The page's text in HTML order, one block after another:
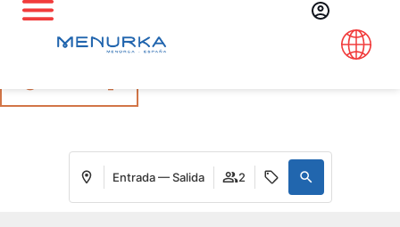
Síguenos en Instagram
Entrada — Salida 2